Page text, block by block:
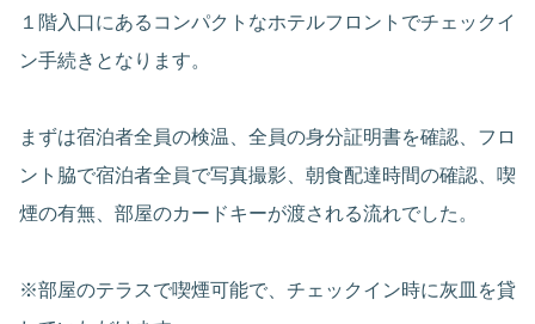
１階入口にあるコンパクトなホテルフロントでチェックイ
ン手続きとなります。
まずは宿泊者全員の検温、全員の身分証明書を確認、フロ
ント脇で宿泊者全員で写真撮影、朝食配達時間の確認、喫
煙の有無、部屋のカードキーが渡される流れでした。
※部屋のテラスで喫煙可能で、チェックイン時に灰皿を貸